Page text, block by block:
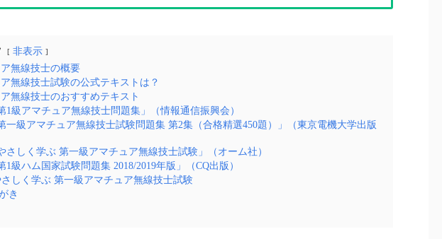
非表示
無線技士の概要
無線技士試験の公式テキストは？
無線技士のおすすめテキスト
1級アマチュア無線技士問題集」（情報通信振興会）
一級アマチュア無線技士試験問題集 第2集（合格精選450題）」（東京電機大学出版
さしく学ぶ 第一級アマチュア無線技士試験」（オーム社）
1級ハム国家試験問題集 2018/2019年版」（CQ出版）
さしく学ぶ 第一級アマチュア無線技士試験
き